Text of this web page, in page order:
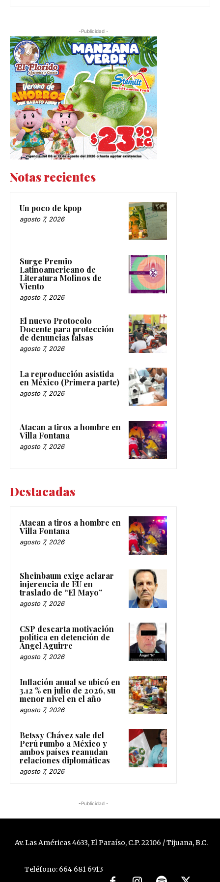
-Publicidad -
Notas recientes
Un poco de kpop
agosto 7, 2026
Surge Premio
Latinoamericano de
Literatura Molinos de
Viento
agosto 7, 2026
El nuevo Protocolo
Docente para protección
de denuncias falsas
agosto 7, 2026
La reproducción asistida
en México (Primera parte)
agosto 7, 2026
Atacan a tiros a hombre en
Villa Fontana
agosto 7, 2026
Destacadas
Atacan a tiros a hombre en
Villa Fontana
agosto 7, 2026
Sheinbaum exige aclarar
injerencia de EU en
traslado de “El Mayo”
agosto 7, 2026
CSP descarta motivación
política en detención de
Ángel Aguirre
agosto 7, 2026
Inflación anual se ubicó en
3.12 % en julio de 2026, su
menor nivel en el año
agosto 7, 2026
Betssy Chávez sale del
Perú rumbo a México y
ambos países reanudan
relaciones diplomáticas
agosto 7, 2026
-Publicidad -
Av. Las Américas 4633, El Paraíso, C.P. 22106 / Tijuana, B.C.
Teléfono: 664 681 6913